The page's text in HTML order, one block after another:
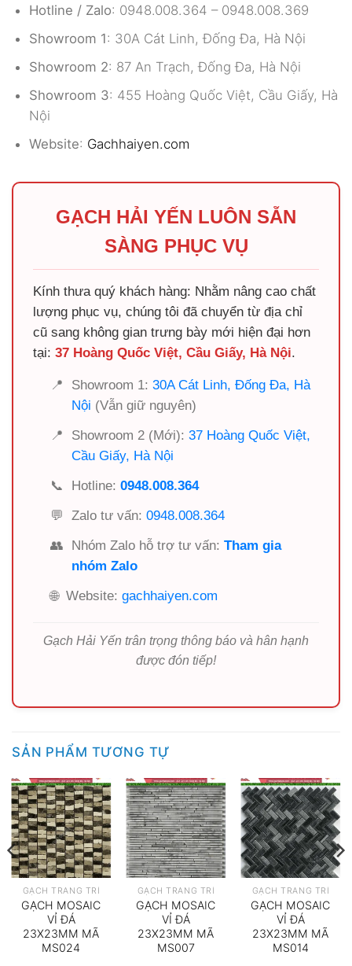
Hotline / Zalo: 0948.008.364 – 0948.008.369
Showroom 1: 30A Cát Linh, Đống Đa, Hà Nội
Showroom 2: 87 An Trạch, Đống Đa, Hà Nội
Showroom 3: 455 Hoàng Quốc Việt, Cầu Giấy, Hà
Nội
Website: Gachhaiyen.com
GẠCH HẢI YẾN LUÔN SẴN
SÀNG PHỤC VỤ
Kính thưa quý khách hàng: Nhằm nâng cao chất
lượng phục vụ, chúng tôi đã chuyển từ địa chỉ
cũ sang không gian trưng bày mới hiện đại hơn
tại: 37 Hoàng Quốc Việt, Cầu Giấy, Hà Nội.
📍 Showroom 1: 30A Cát Linh, Đống Đa, Hà
Nội (Vẫn giữ nguyên)
📍
Showroom 2 (Mới): 37 Hoàng Quốc Việt,
Cầu Giấy, Hà Nội
📞
Hotline: 0948.008.364
💬
Zalo tư vấn: 0948.008.364
👥
Nhóm Zalo hỗ trợ tư vấn: Tham gia
nhóm Zalo
🌐 Website: gachhaiyen.com
Gạch Hải Yến trân trọng thông báo và hân hạnh
được đón tiếp!
SẢN PHẨM TƯƠNG TỰ
GẠCH TRANG TRÍ
GẠCH MOSAIC
VỈ ĐÁ
23X23MM MÃ
MS024
GẠCH TRANG TRÍ
GẠCH MOSAIC
VỈ ĐÁ
23X23MM MÃ
MS007
GẠCH TRANG TRÍ
GẠCH MOSAIC
VỈ ĐÁ
23X23MM MÃ
MS014